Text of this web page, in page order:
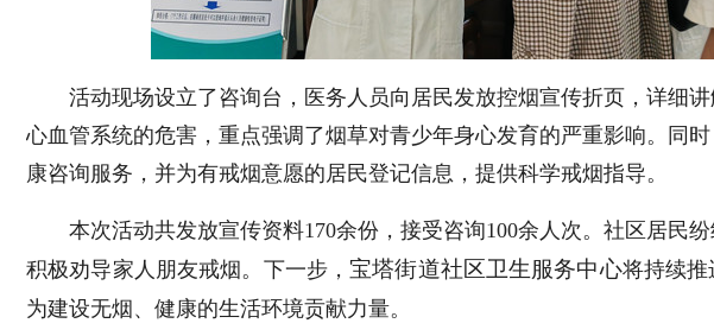
活动现场设立了咨询台，医务人员向居民发放控烟宣传折页，详细讲
心血管系统的危害，重点强调了烟草对青少年身心发育的严重影响。同
康咨询服务，并为有戒烟意愿的居民登记信息，提供科学戒烟指导。
本次活动共发放宣传资料170余份，接受咨询100余人次。社区居民
积极劝导家人朋友戒烟。下一步， 宝塔街道社区卫生服务中心将持续推
为建设无烟、健康的生活环境贡献力量。